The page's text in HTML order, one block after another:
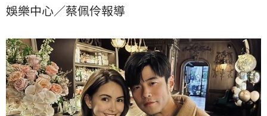
娛樂中心／蔡佩伶報導